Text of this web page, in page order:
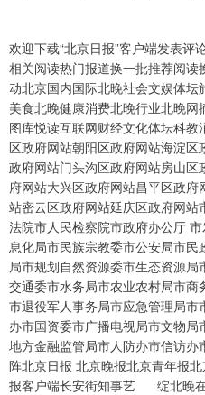
欢迎下载“北京日报”客户端发表评
相关阅读热门报道换一批推荐阅
动北京国内国际北晚社会文娱体
美食北晚健康消费北晚行业北晚
图库悦读互联网财经文化体坛科
区政府网站朝阳区政府网站海淀
政府网站门头沟区政府网站房山
府网站大兴区政府网站昌平区政
站密云区政府网站延庆区政府网
法院市人民检察院市政府办公厅
息化局市民族宗教委市公安局市
局市规划自然资源委市生态资源
交通委市水务局市农业农村局市
市退役军人事务局市应急管理局
办市国资委市广播电视局市文物
地方金融监管局市人防办市信访
阵北京日报 北京晚报北京青年报
报客户端长安街知事艺 绽北晚